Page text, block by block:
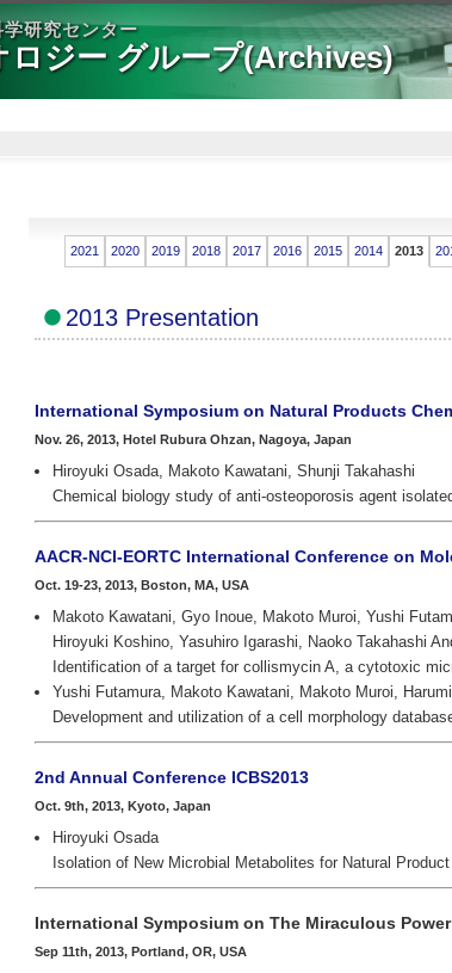
研究センター
ロジー グループ(Archives)
2021 2020 2019 2018 2017 2016 2015 2014 2013
2013 Presentation
International Symposium on Natural Products
Nov. 26, 2013, Hotel Rubura Ohzan, Nagoya, Japan
Hiroyuki Osada, Makoto Kawatani, Shunji Takahashi
Chemical biology study of anti-osteoporosis agent
AACR-NCI-EORTC International Conference on
Oct. 19-23, 2013, Boston, MA, USA
Makoto Kawatani, Gyo Inoue, Makoto Muroi, Yushi
Hiroyuki Koshino, Yasuhiro Igarashi, Naoko Takahashi
Identification of a target for collismycin A, a cytotoxic
Yushi Futamura, Makoto Kawatani, Makoto Muroi,
Development and utilization of a cell morphology
2nd Annual Conference ICBS2013
Oct. 9th, 2013, Kyoto, Japan
Hiroyuki Osada
Isolation of New Microbial Metabolites for Natural
International Symposium on The Miraculous
Sep 11th, 2013, Portland, OR, USA